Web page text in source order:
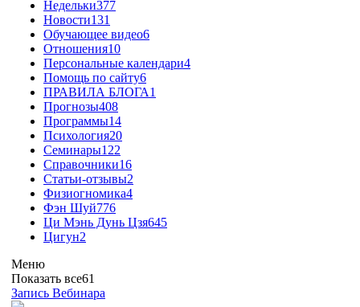
Недельки377
Новости131
Обучающее видео6
Отношения10
Персональные календари4
Помощь по сайту6
ПРАВИЛА БЛОГА1
Прогнозы408
Программы14
Психология20
Семинары122
Справочники16
Статьи-отзывы2
Физиогномика4
Фэн Шуй776
Ци Мэнь Дунь Цзя645
Цигун2
Меню
Показать все61
Запись Вебинара